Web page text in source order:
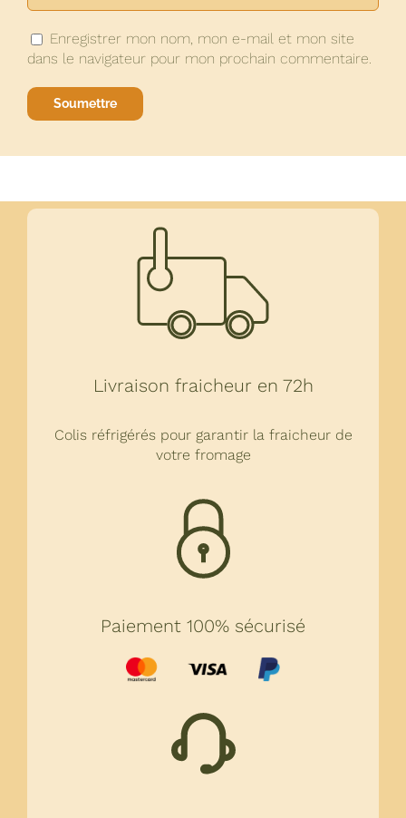
Enregistrer mon nom, mon e-mail et mon site
dans le navigateur pour mon prochain commentaire.
Livraison fraicheur en 72h
Colis réfrigérés pour garantir la fraicheur de
votre fromage
Paiement 100% sécurisé